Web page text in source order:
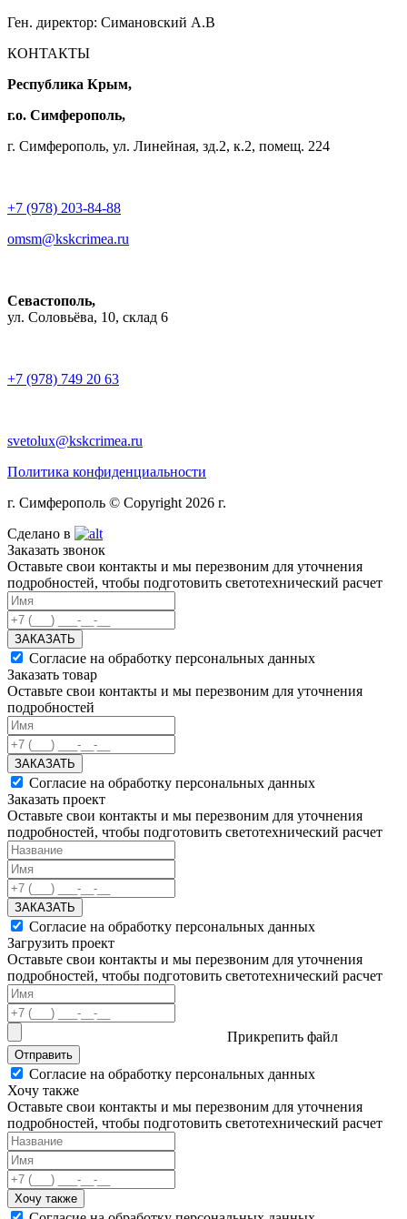
Ген. директор: Симановский А.В
КОНТАКТЫ
Республика Крым,
г.о. Симферополь,
г. Симферополь, ул. Линейная, зд.2, к.2, помещ. 224
+7 (978) 203-84-88
omsm@kskcrimea.ru
Севастополь,
ул. Соловьёва, 10, склад 6
+7 (978) 749 20 63
svetolux@kskcrimea.ru
Политика конфиденциальности
г. Симферополь © Copyright 2026 г.
Сделано в
Заказать звонок
Оставьте свои контакты и мы перезвоним для уточнения
подробностей, чтобы подготовить светотехнический расчет
ЗАКАЗАТЬ
Согласие на обработку персональных данных
Заказать товар
Оставьте свои контакты и мы перезвоним для уточнения
подробностей
ЗАКАЗАТЬ
Согласие на обработку персональных данных
Заказать проект
Оставьте свои контакты и мы перезвоним для уточнения
подробностей, чтобы подготовить светотехнический расчет
ЗАКАЗАТЬ
Согласие на обработку персональных данных
Загрузить проект
Оставьте свои контакты и мы перезвоним для уточнения
подробностей, чтобы подготовить светотехнический расчет
Прикрепить файл
Отправить
Согласие на обработку персональных данных
Хочу также
Оставьте свои контакты и мы перезвоним для уточнения
подробностей, чтобы подготовить светотехнический расчет
Хочу также